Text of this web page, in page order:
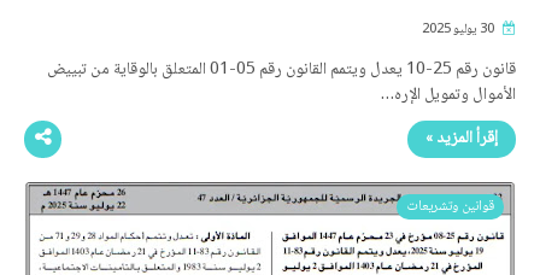
قانون رقم 25-10 يعدل ويتمم القانون رقم 05-01 المتعلق بالوقاية من تبييض
الأموال وتمويل الإره…
إقرأ المزيد »
قوانين وتشريعات